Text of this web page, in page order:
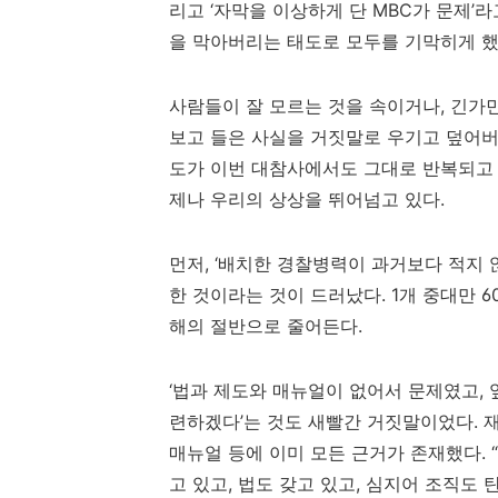
리고 ‘자막을 이상하게 단 MBC가 문제’라
을 막아버리는 태도로 모두를 기막히게
사람들이 잘 모르는 것을 속이거나, 긴가
보고 들은 사실을 거짓말로 우기고 덮어
도가 이번 대참사에서도 그대로 반복되
제나 우리의 상상을 뛰어넘고 있다.
먼저, ‘배치한 경찰병력이 과거보다 적지
한 것이라는 것이 드러났다. 1개 중대만
해의 절반으로 줄어든다.
‘법과 제도와 매뉴얼이 없어서 문제였고,
련하겠다’는 것도 새빨간 거짓말이었다.
매뉴얼 등에 이미 모든 근거가 존재했다. “
고 있고, 법도 갖고 있고, 심지어 조직도